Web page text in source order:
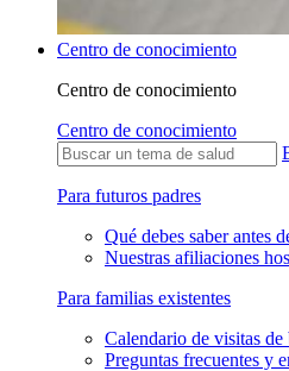
Centro de conocimiento
Centro de conocimiento
Centro de conocimiento
Para futuros padres
Qué debes saber antes
Nuestras afiliaciones
Para familias existentes
Calendario de visitas de
Preguntas frecuentes y